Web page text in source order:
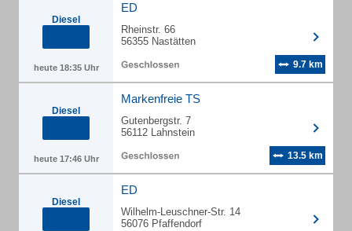
Diesel
heute 18:35 Uhr
ED
Rheinstr. 66
56355 Nastätten
9.7 km
Diesel
heute 17:46 Uhr
Markenfreie TS
Gutenbergstr. 7
56112 Lahnstein
13.5 km
Diesel
ED
Wilhelm-Leuschner-Str. 14
56076 Pfaffendorf